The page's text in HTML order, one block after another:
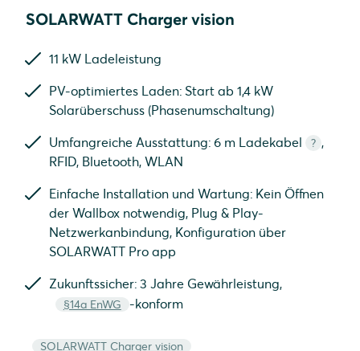
SOLARWATT Charger vision
11 kW Ladeleistung
PV-optimiertes Laden: Start ab 1,4 kW
Solarüberschuss (Phasenumschaltung)
Umfangreiche Ausstattung: 6 m Ladekabel
?
Wallbox ohne Kabel
,
RFID, Bluetooth, WLAN
Einfache Installation und Wartung: Kein Öffnen
der Wallbox notwendig, Plug & Play-
Netzwerkanbindung, Konfiguration über
SOLARWATT Pro app
Zukunftssicher: 3 Jahre Gewährleistung,
§14a EnWG -konform
SOLARWATT Charger vision